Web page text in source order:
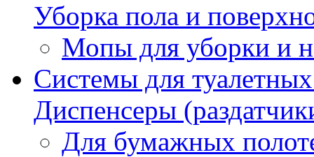
Уборка пола и
Мопы для уборки и
Системы для
Диспенсеры
Для бумажных